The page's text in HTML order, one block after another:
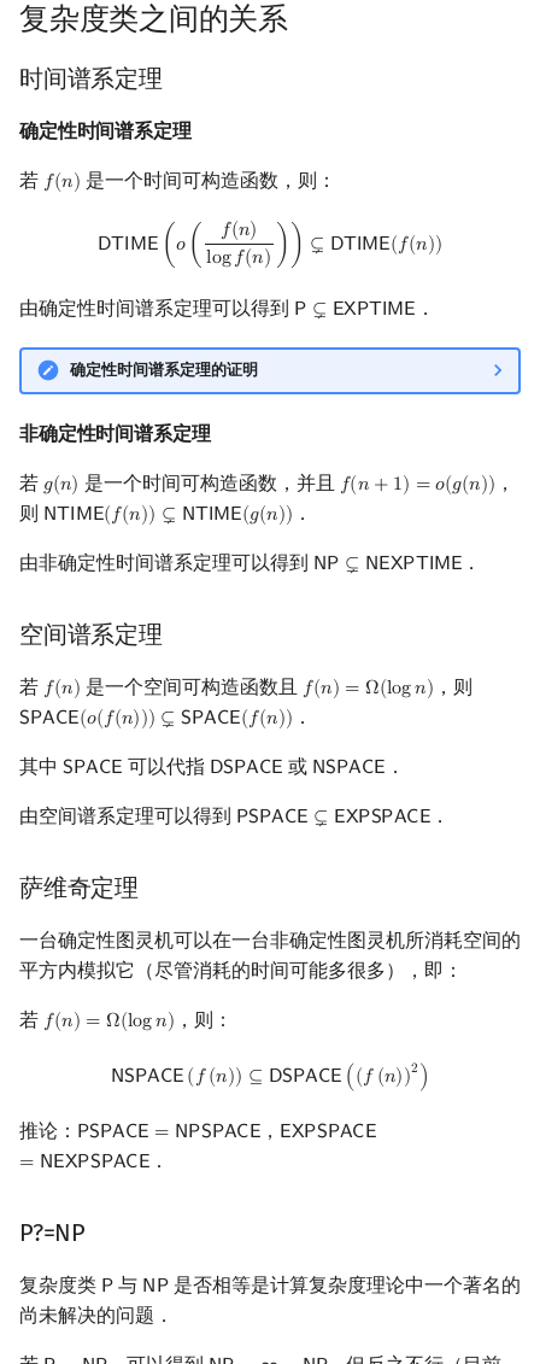
复杂度类之间的关系
时间谱系定理
确定性时间谱系定理
若 𝑓(𝑛)
f(n) 是一个时间可构造函数，则：
𝖣𝖳 𝖨𝖬𝖤 ( 𝑜 ( 𝑓(𝑛)
log𝑓(𝑛) ) ) ⊊ 𝖣𝖳 𝖨𝖬𝖤(𝑓(𝑛))
DTIME o( n)log n) )) DTIME (f(n )
由确定性时间谱系定理可以得到 𝖯 ⊊ 𝖤𝖷𝖯𝖳 𝖨𝖬𝖤
P⊊EXPTIME ．
确定性时间谱系定理的证明
非确定性时间谱系定理
若 𝑔(𝑛)
g(n) 是一个时间可构造函数，并且 𝑓(𝑛 + 1) = 𝑜(𝑔(𝑛))
f(n+ 1)=o( g(n))
，
则 𝖭 𝖳 𝖨𝖬𝖤(𝑓(𝑛)) ⊊ 𝖭 𝖳 𝖨𝖬𝖤(𝑔(𝑛))
NTIME(f(n))⊊ NTIME (g(n)) ．
由非确定性时间谱系定理可以得到 𝖭𝖯 ⊊ 𝖭𝖤𝖷𝖯 𝖳 𝖨𝖬𝖤
NP⊊NEXPTIME ．
空间谱系定理
若 𝑓(𝑛)
f(n) 是一个空间可构造函数且 𝑓(𝑛) = Ω(log𝑛)
f(n)= Ω( logn) ，则
𝖲𝖯𝖠𝖢𝖤(𝑜(𝑓(𝑛))) ⊊ 𝖲𝖯𝖠𝖢𝖤(𝑓(𝑛))
SPACE(o(f(n)))⊊SPACE(f(n)) ．
其中 𝖲𝖯𝖠𝖢𝖤
SPACE 可以代指 𝖣𝖲𝖯𝖠𝖢𝖤
DSPACE 或 𝖭𝖲𝖯𝖠𝖢𝖤
NSPACE ．
由空间谱系定理可以得到 𝖯𝖲𝖯𝖠𝖢𝖤 ⊊ 𝖤𝖷𝖯𝖲𝖯𝖠𝖢𝖤
PSPACE⊊EXPSPACE ．
萨维奇定理
一台确定性图灵机可以在一台非确定性图灵机所消耗空间的
平方内模拟它（尽管消耗的时间可能多很多），即：
若 𝑓(𝑛) = Ω(log𝑛)
f(n)= Ω( logn) ，则：
𝖭𝖲𝖯𝖠𝖢𝖤(𝑓(𝑛)) ⊆ 𝖣𝖲𝖯𝖠𝖢𝖤 ((𝑓 (𝑛))2 )
NSPACE(f(n) )⊆ DSPACE(( f(n) )2)
推论： 𝖯𝖲𝖯𝖠𝖢𝖤 = 𝖭𝖯𝖲𝖯𝖠𝖢𝖤
PSPACE= NPSPACE ， 𝖤𝖷𝖯𝖲𝖯𝖠𝖢𝖤
= 𝖭𝖤𝖷𝖯𝖲𝖯𝖠𝖢𝖤
EXPSPACE=NEXPSPACE
．
P?=NP
复杂度类 𝖯
P 与 𝖭𝖯
NP是否相等是计算复杂度理论中一个著名的
尚未解决的问题．